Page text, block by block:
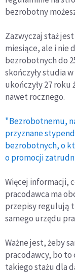
bezrobotny
Zazwyczaj staż
miesiące, ale i nie
bezrobotnych do
skończyły studia w
ukończyły 27
nawet rocznego.
"Bezrobotnemu,
przyznane
bezrobotnych, o
o promocji
Więcej informacji,
pracodawca ma
przepisy regulują
samego urzędu
Ważne jest, żeby
pracodawcy, bo to
takiego stażu dla